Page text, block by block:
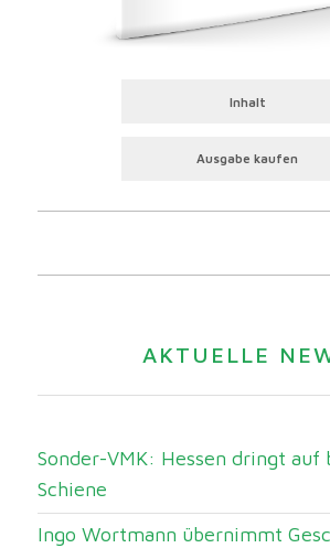
Inhalt
Ausgabe kaufen
AKTUELLE
Sonder-VMK: Hessen dringt auf
Schiene
Ingo Wortmann übernimmt